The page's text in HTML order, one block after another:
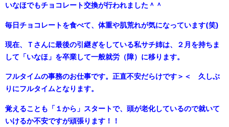
いなほでもチョコレート交換が行われました＾＾
毎日チョコレートを食べて、体重や肌荒れが気になっています(笑)
現在、Ｔさんに最後の引継ぎをしている私サチ姉は、２月を持ちま
して「いなほ」を卒業して一般就労（障）に移ります。
フルタイムの事務のお仕事です。正直不安だらけです＞＜ 久しぶ
りにフルタイムとなります。
覚えることも「１から」スタートで、頭が老化しているので就いて
いけるか不安ですが頑張ります！！